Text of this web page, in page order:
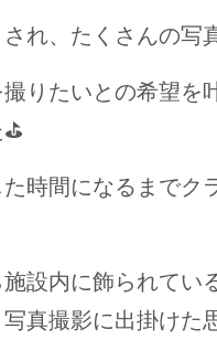
れ、たくさんの写
りたいとの希望を
時間になるまでク
設内に飾られてい
真撮影に出掛けた